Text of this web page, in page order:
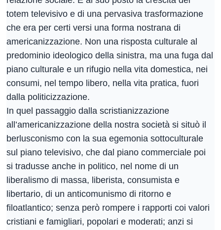
totem televisivo e di una pervasiva trasformazione
che era per certi versi una forma nostrana di
americanizzazione. Non una risposta culturale al
predominio ideologico della sinistra, ma una fuga dal
piano culturale e un rifugio nella vita domestica, nei
consumi, nel tempo libero, nella vita pratica, fuori
dalla politicizzazione.
In quel passaggio dalla scristianizzazione
all’americanizzazione della nostra società si situò il
berlusconismo con la sua egemonia sottoculturale
sul piano televisivo, che dal piano commerciale poi
si tradusse anche in politico, nel nome di un
liberalismo di massa, liberista, consumista e
libertario, di un anticomunismo di ritorno e
filoatlantico; senza però rompere i rapporti coi valori
cristiani e famigliari, popolari e moderati; anzi si